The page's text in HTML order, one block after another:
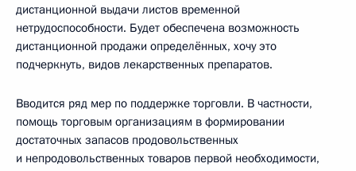
дистанционной выдачи листов временной
нетрудоспособности. Будет обеспечена возможность
дистанционной продажи определённых, хочу это
подчеркнуть, видов лекарственных препаратов.
Вводится ряд мер по поддержке торговли. В частности,
помощь торговым организациям в формировании
достаточных запасов продовольственных
и непродовольственных товаров первой необходимости,